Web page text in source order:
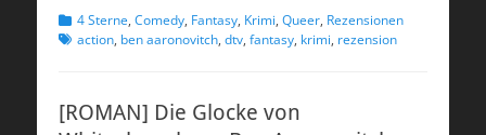
Kategorien
4 Sterne, Comedy, Fantasy, Krimi, Queer, Rezensionen
action, ben aaronovitch, dtv, fantasy, krimi, rezension
[ROMAN] Die Glocke von